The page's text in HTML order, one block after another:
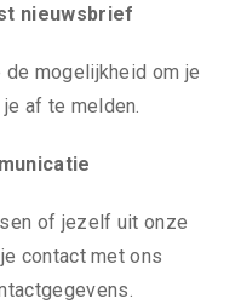
nieuwsbrief
de mogelijkheid om je
af te melden.
of jezelf uit onze
contact met ons